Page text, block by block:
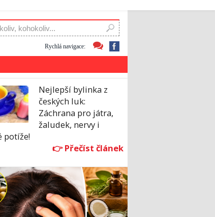
Rychlá navigace:
Nejlepší bylinka z
českých luk:
Záchrana pro játra,
žaludek, nervy i
potíže!